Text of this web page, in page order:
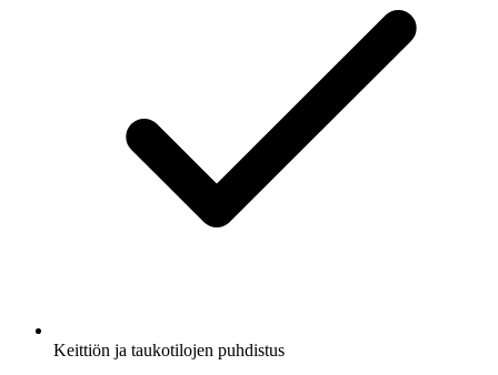
Keittiön ja taukotilojen puhdistus